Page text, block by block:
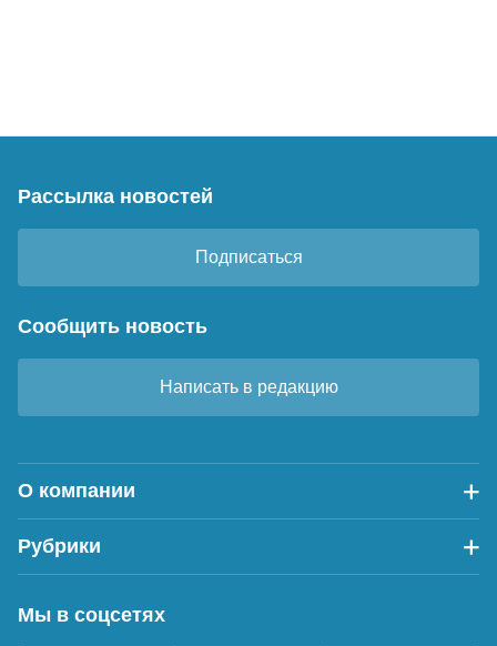
Рассылка новостей
Подписаться
Сообщить новость
Написать в редакцию
О компании
Рубрики
Мы в соцсетях